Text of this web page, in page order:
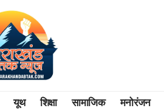
यूथ शिक्षा सामाजिक मनोरंजन